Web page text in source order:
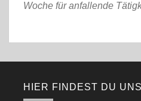
Woche für anfallende
HIER FINDEST DU UNS